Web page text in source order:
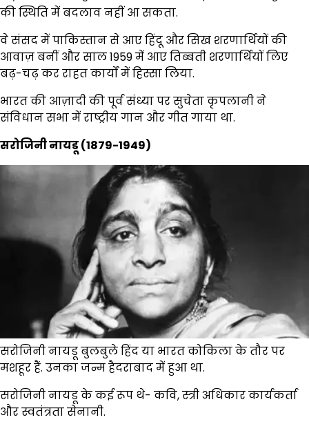
की स्थिति में बदलाव नहीं आ सकता.
वे संसद में पाकिस्तान से आए हिंदू और सिख शरणार्थियों की
आवाज़ बनीं और साल 1959 में आए तिब्बती शरणार्थियों लिए
बढ़-चढ़ कर राहत कार्यों में हिस्सा लिया.
भारत की आज़ादी की पूर्व संध्या पर सुचेता कृपलानी ने
संविधान सभा में राष्ट्रीय गान और गीत गाया था.
सरोजिनी नायडू (1879-1949)
सरोजिनी नायडू बुलबुले हिंद या भारत कोकिला के तौर पर
मशहूर हैं. उनका जन्म हैदराबाद में हुआ था.
सरोजिनी नायडू के कई रूप थे- कवि, स्त्री अधिकार कार्यकर्ता
और स्वतंत्रता सेनानी.